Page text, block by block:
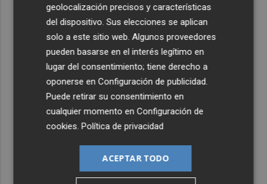
geolocalización precisos y características
del dispositivo. Sus elecciones se aplican
solo a este sitio web. Algunos proveedores
pueden basarse en el interés legítimo en
lugar del consentimiento; tiene derecho a
oponerse enConfiguración de publicidad.
Puede retirar su consentimiento en
cualquier momento enConfiguración de
cookies.Política de privacidad
ACEPTAR TODO